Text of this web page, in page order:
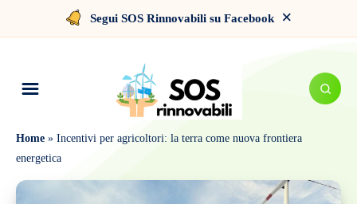
Segui SOS Rinnovabili su Facebook ×
Home » Incentivi per agricoltori: la terra come nuova frontiera
energetica